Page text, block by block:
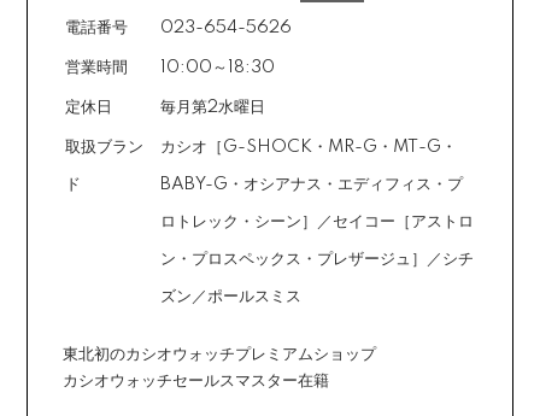
電話番号 023-654-5626
営業時間 10:00～18:30
定休日 毎月第2水曜日
取扱ブラン
ド
カシオ［G-SHOCK・MR-G・MT-G・
BABY-G・オシアナス・エディフィス・プ
ロトレック・シーン］／セイコー［アストロ
ン・プロスペックス・プレザージュ］／シチ
ズン／ポールスミス
東北初のカシオウォッチプレミアムショップ
カシオウォッチセールスマスター在籍